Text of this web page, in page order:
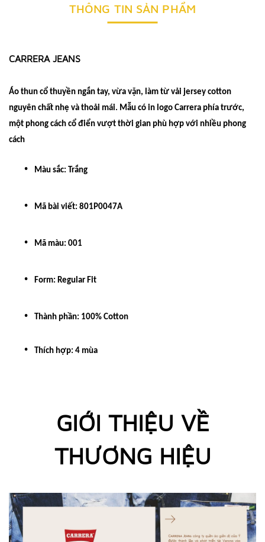
THÔNG TIN SẢN PHẨM
CARRERA JEANS
Áo thun cổ thuyền ngắn tay, vừa vặn, làm từ vải jersey cotton
nguyên chất nhẹ và thoải mái. Mẫu có in logo Carrera phía trước,
một phong cách cổ điển vượt thời gian phù hợp với nhiều phong
cách
Màu sắc: Trắng
Mã bài viết: 801P0047A
Mã màu: 001
Form: Regular Fit
Thành phần: 100% Cotton
Thích hợp: 4 mùa
GIỚI THIỆU VỀ
THƯƠNG HIỆU